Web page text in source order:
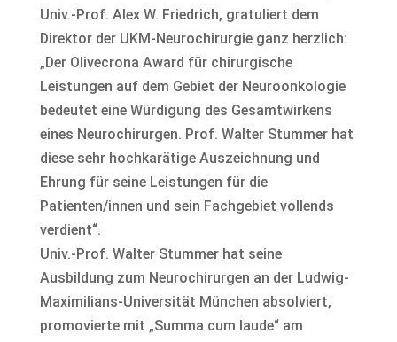
Univ.-Prof. Alex W. Friedrich, gratuliert dem
Direktor der UKM-Neurochirurgie ganz herzlich:
„Der Olivecrona Award für chirurgische
Leistungen auf dem Gebiet der Neuroonkologie
bedeutet eine Würdigung des Gesamtwirkens
eines Neurochirurgen. Prof. Walter Stummer hat
diese sehr hochkarätige Auszeichnung und
Ehrung für seine Leistungen für die
Patienten/innen und sein Fachgebiet vollends
verdient“.
Univ.-Prof. Walter Stummer hat seine
Ausbildung zum Neurochirurgen an der Ludwig-
Maximilians-Universität München absolviert,
promovierte mit „Summa cum laude“ am